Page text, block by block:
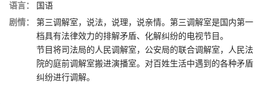
语言：
国语
剧情：
第三调解室，说法，说理，说亲情。第三调解室是国内第一
档具有法律效力的排解矛盾、化解纠纷的电视节目。
节目将司法局的人民调解室，公安局的联合调解室，人民法
院的庭前调解室搬进演播室。对百姓生活中遇到的各种矛盾
纠纷进行调解。